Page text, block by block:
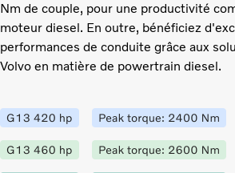
Nm de couple, pour une productivité
moteur diesel. En outre, bénéficiez
performances de conduite grâce aux
Volvo en matière de powertrain diesel.